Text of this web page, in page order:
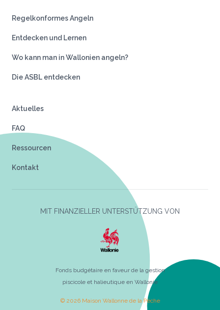
Regelkonformes Angeln
Entdecken und Lernen
Wo kann man in Wallonien angeln?
Die ASBL entdecken
Aktuelles
FAQ
Ressourcen
Kontakt
MIT FINANZIELLER UNTERSTÜTZUNG VON
Fonds budgétaire en faveur de la gestion
piscicole et halieutique en Wallonie
© 2026 Maison Wallonne de la Pêche